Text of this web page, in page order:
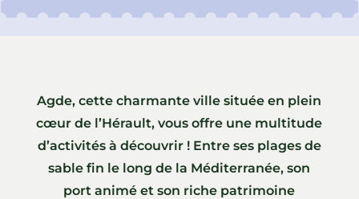
Agde, cette charmante ville située en plein
cœur de l’Hérault, vous offre une multitude
d’activités à découvrir ! Entre ses plages de
sable fin le long de la Méditerranée, son
port animé et son riche patrimoine